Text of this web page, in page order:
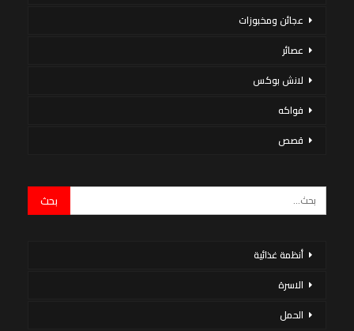
عجائن ومخبوزات
عصائر
لانش بوكس
فواكه
قصص
أنظمة غذائية
الاسرة
الحمل